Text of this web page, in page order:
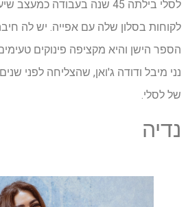
לסלי בילתה 45 שנה בעבודה
לקוחות בסלון שלה עם אפייה. יש לה
נני מיבל ודודה ג'ואן, שהצליחה לפני
של לסלי.
נדיה